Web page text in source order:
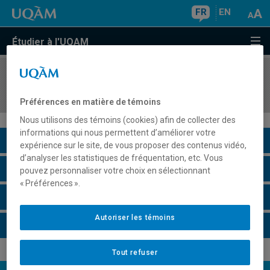
FR EN
Étudier à l'UQAM
COURS//
Description du cours
Horaire - Été 2026
Préférences en matière de témoins
Nous utilisons des témoins (cookies) afin de collecter des
informations qui nous permettent d’améliorer votre
expérience sur le site, de vous proposer des contenus vidéo,
d’analyser les statistiques de fréquentation, etc. Vous
pouvez personnaliser votre choix en sélectionnant
« Préférences ».
Tout refuser
Autoriser les témoins